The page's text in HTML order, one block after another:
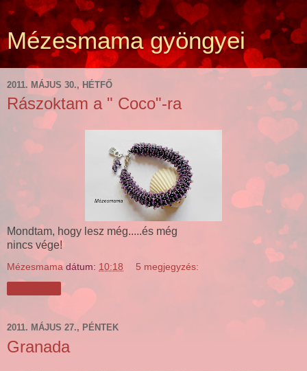
Mézesmama gyöngyei
2011. MÁJUS 30., HÉTFŐ
Rászoktam a " Coco"-ra
Mondtam, hogy lesz még.....és még
nincs vége!
Mézesmama dátum: 10:18 5 megjegyzés:
2011. MÁJUS 27., PÉNTEK
Granada